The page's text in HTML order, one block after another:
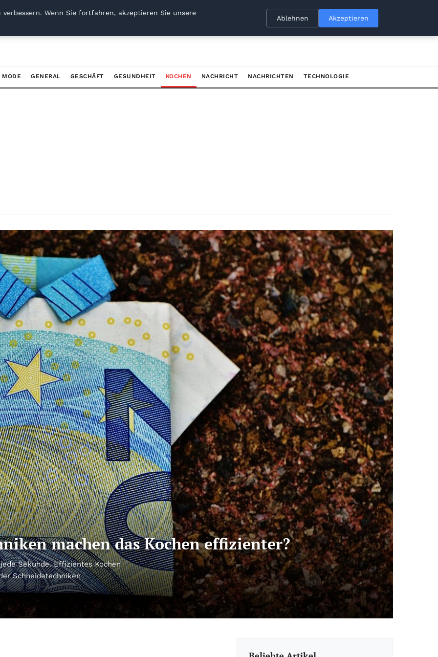
MODE GENERAL GESCHÄFT GESUNDHEIT KOCHEN NACHRICHT NACHRICHTEN TECHNOLOGIE
machen das Kochen effizienter?
Sekunde. Effizientes Kochen
Schneidetechniken
Wenn Sie fortfahren, akzeptieren Sie unsere
Ablehnen Akzeptieren